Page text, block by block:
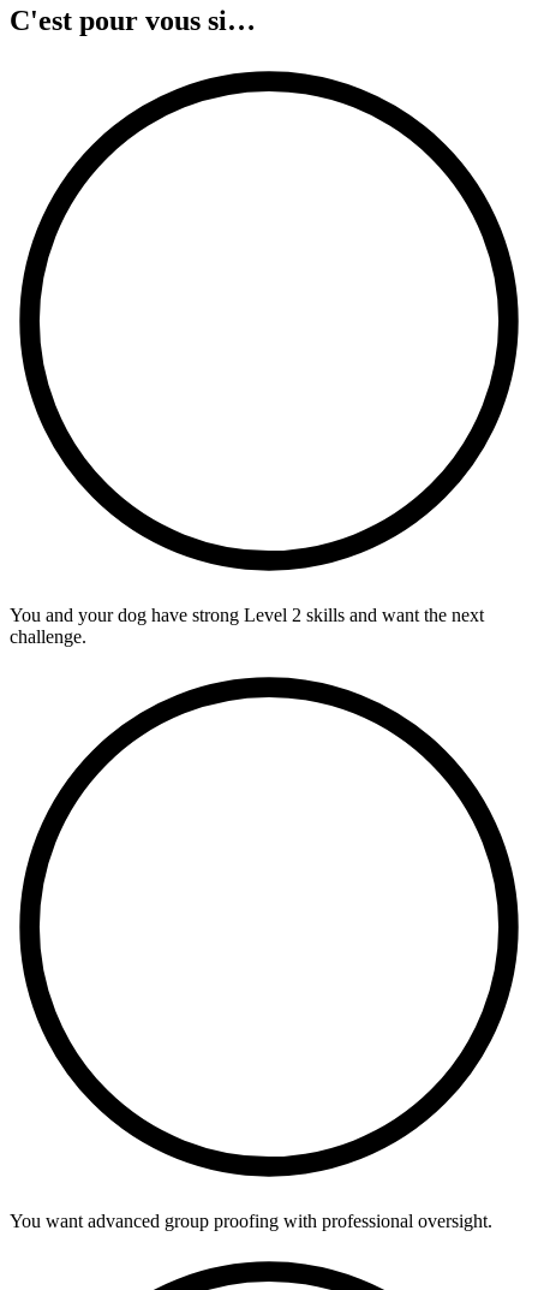
C'est pour vous si…
You and your dog have strong Level 2 skills and want the next
challenge.
You want advanced group proofing with professional oversight.